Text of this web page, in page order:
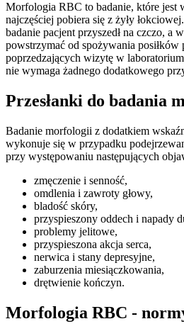
Morfologia RBC to badanie, które jest
najczęściej pobiera się z żyły
badanie pacjent przyszedł na czczo, a
powstrzymać od spożywania posiłków
poprzedzających wizytę w
nie wymaga żadnego dodatkowego
Przesłanki do badania
Badanie morfologii z dodatkiem
wykonuje się w przypadku
przy występowaniu następujących
zmęczenie i senność,
omdlenia i zawroty głowy,
bladość skóry,
przyspieszony oddech i napady
problemy jelitowe,
przyspieszona akcja serca,
nerwica i stany depresyjne,
zaburzenia miesiączkowania,
drętwienie kończyn.
Morfologia RBC -